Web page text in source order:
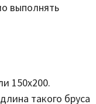
выполнять
150х200.
такого бруса